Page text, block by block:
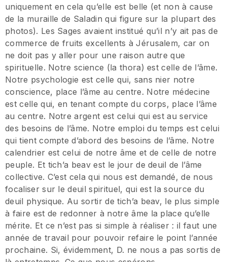
uniquement en cela qu’elle est belle (et non à cause
de la muraille de Saladin qui figure sur la plupart des
photos). Les Sages avaient institué qu’il n’y ait pas de
commerce de fruits excellents à Jérusalem, car on
ne doit pas y aller pour une raison autre que
spirituelle. Notre science (la thora) est celle de l’âme.
Notre psychologie est celle qui, sans nier notre
conscience, place l’âme au centre. Notre médecine
est celle qui, en tenant compte du corps, place l’âme
au centre. Notre argent est celui qui est au service
des besoins de l’âme. Notre emploi du temps est celui
qui tient compte d’abord des besoins de l’âme. Notre
calendrier est celui de notre âme et de celle de notre
peuple. Et tich’a beav est le jour de deuil de l’âme
collective. C’est cela qui nous est demandé, de nous
focaliser sur le deuil spirituel, qui est la source du
deuil physique. Au sortir de tich’a beav, le plus simple
à faire est de redonner à notre âme la place qu’elle
mérite. Et ce n’est pas si simple à réaliser : il faut une
année de travail pour pouvoir refaire le point l’année
prochaine. Si, évidemment, D. ne nous a pas sortis de